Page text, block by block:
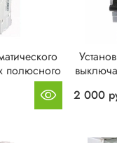
полюсного
2 000